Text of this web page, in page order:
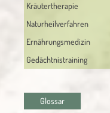
Kräutertherapie
Naturheilverfahren
Ernährungsmedizin
Gedächtnistraining
Glossar